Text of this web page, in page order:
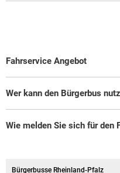
Fahrservice Angebot
Wer kann den Bürgerbus
Wie melden Sie sich für den
Bürgerbusse Rheinland-Pfalz